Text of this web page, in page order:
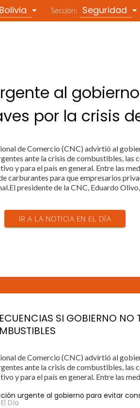
Bolivia Sección: Seguridad
al
por la crisis
de Comercio (CNC) advirtió al
ante la crisis de combustibles, las
y para el país en general. Entre las
carburantes para que empresarios
presidente de la CNC, Eduardo
IR A LA NOTICIA EN EL DÍA
SI GOBIERNO NO
de Comercio (CNC) advirtió al
ante la crisis de combustibles, las
y para el país en general. Entre las
urgente al gobierno para evitar
Día